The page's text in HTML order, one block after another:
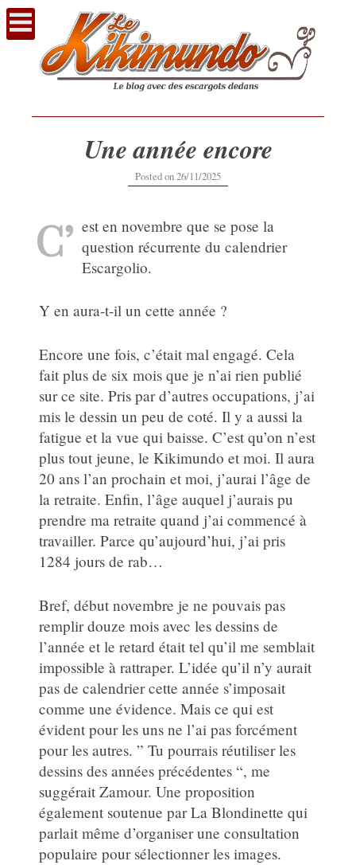
Voir
contenu
Une année encore
Posted on26/11/202526/11/2025
C’ est en novembre que se pose la
question récurrente du calendrier
Escargolio.
Y en aura-t-il un cette année ?
Encore une fois, c’était mal engagé. Cela
fait plus de six mois que je n’ai rien publié
sur ce site. Pris par d’autres occupations, j’ai
mis le dessin un peu de coté. Il y a aussi la
fatigue et la vue qui baisse. C’est qu’on n’est
plus tout jeune, le Kikimundo et moi. Il aura
20 ans l’an prochain et moi, j’aurai l’âge de
la retraite. Enfin, l’âge auquel j’aurais pu
prendre ma retraite quand j’ai commencé à
travailler. Parce qu’aujourd’hui, j’ai pris
1284 jours de rab…
Bref, début novembre je ne pouvais pas
remplir douze mois avec les dessins de
l’année et le retard était tel qu’il me semblait
impossible à rattraper. L’idée qu’il n’y aurait
pas de calendrier cette année s’imposait
comme une évidence. Mais ce qui est
évident pour les uns ne l’ai pas forcément
pour les autres. ” Tu pourrais réutiliser les
dessins des années précédentes “, me
suggérait Zamour. Une proposition
également soutenue par La Blondinette qui
parlait même d’organiser une consultation
populaire pour sélectionner les images.